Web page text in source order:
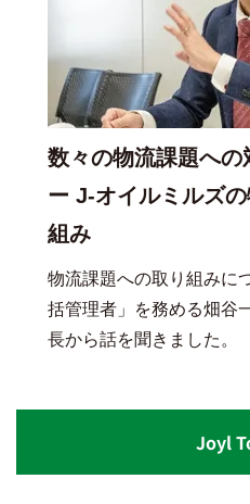
数々の物流課題へ
ー J-オイルミルズ
組み
物流課題への取り組みに
括管理者」を務める畑谷
長から話を聞きました。
Joyl